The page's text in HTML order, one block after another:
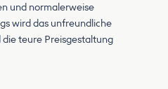
und normalerweise
wird das unfreundliche
die teure Preisgestaltung